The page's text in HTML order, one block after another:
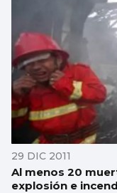
29 DIC 2011
Al menos 20
explosión e